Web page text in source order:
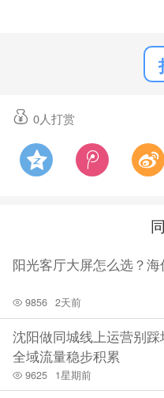
0人打赏
阳光客厅大屏怎么选？
9856 2天前
沈阳做同城线上运营别
全域流量稳步积累
9625 1星期前